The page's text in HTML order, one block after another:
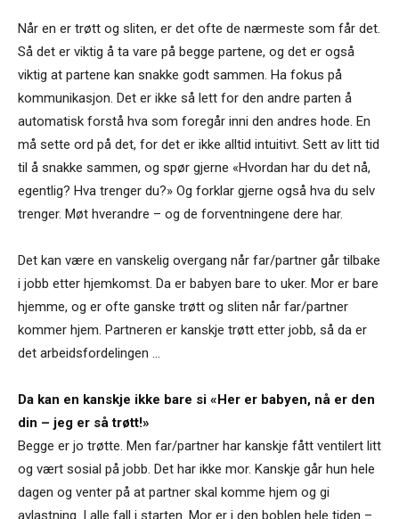
Når en er trøtt og sliten, er det ofte de nærmeste som får det.
Så det er viktig å ta vare på begge partene, og det er også
viktig at partene kan snakke godt sammen. Ha fokus på
kommunikasjon. Det er ikke så lett for den andre parten å
automatisk forstå hva som foregår inni den andres hode. En
må sette ord på det, for det er ikke alltid intuitivt. Sett av litt tid
til å snakke sammen, og spør gjerne «Hvordan har du det nå,
egentlig? Hva trenger du?» Og forklar gjerne også hva du selv
trenger. Møt hverandre – og de forventningene dere har.
Det kan være en vanskelig overgang når far/partner går tilbake
i jobb etter hjemkomst. Da er babyen bare to uker. Mor er bare
hjemme, og er ofte ganske trøtt og sliten når far/partner
kommer hjem. Partneren er kanskje trøtt etter jobb, så da er
det arbeidsfordelingen ...
Da kan en kanskje ikke bare si «Her er babyen, nå er den
din – jeg er så trøtt!»
Begge er jo trøtte. Men far/partner har kanskje fått ventilert litt
og vært sosial på jobb. Det har ikke mor. Kanskje går hun hele
dagen og venter på at partner skal komme hjem og gi